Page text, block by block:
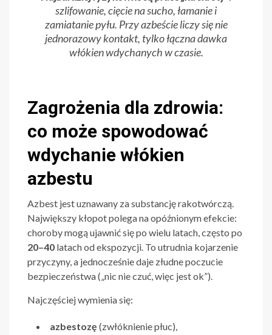
szlifowanie, cięcie na sucho, łamanie i
zamiatanie pyłu. Przy azbeście liczy się nie
jednorazowy kontakt, tylko łączna dawka
włókien wdychanych w czasie.
Zagrożenia dla zdrowia:
co może spowodować
wdychanie włókien
azbestu
Azbest jest uznawany za substancję rakotwórczą.
Największy kłopot polega na opóźnionym efekcie:
choroby mogą ujawnić się po wielu latach, często po
20–40 latach od ekspozycji. To utrudnia kojarzenie
przyczyny, a jednocześnie daje złudne poczucie
bezpieczeństwa („nic nie czuć, więc jest ok”).
Najczęściej wymienia się:
azbestozę (zwłóknienie płuc),